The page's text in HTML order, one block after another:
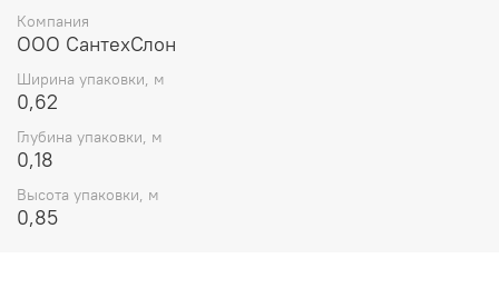
Компания
ООО СантехСлон
Ширина упаковки, м
0,62
Глубина упаковки, м
0,18
Высота упаковки, м
0,85